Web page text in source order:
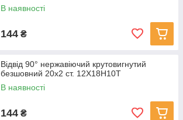
В наявності
144 ₴
Відвід 90° нержавіючий крутовигнутий
безшовний 20x2 ст. 12Х18Н10Т
В наявності
144 ₴